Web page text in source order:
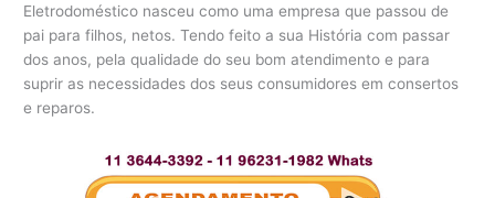
Eletrodoméstico nasceu como uma empresa que passou de
pai para filhos, netos. Tendo feito a sua História com passar
dos anos, pela qualidade do seu bom atendimento e para
suprir as necessidades dos seus consumidores em consertos
e reparos.